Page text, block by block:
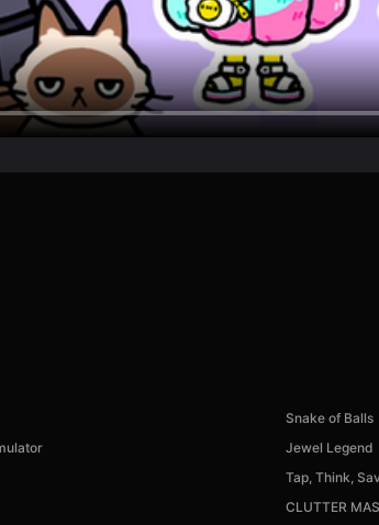
Snake of Balls
Jewel Legend
Tap, Think,
CLUTTER